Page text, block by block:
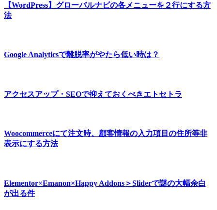
【WordPress】グローバルナビの各メニューを２行にする方
法
Google Analyticsで離脱率がやたら低い時は？
アクセスアップ・SEOで抑えておくべきエトセトラ
Woocommerceにて注文時、顧客情報の入力項目の住所等非
表示にする方法
Elementor×Emanon×Happy Addons＞Sliderで謎の大幅余白
が出る件